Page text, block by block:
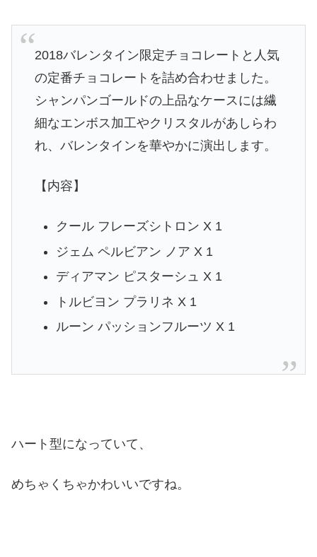
2018バレンタイン限定チョコレートと⼈気
の定番チョコレートを詰め合わせました。
シャンパンゴールドの上品なケースには繊
細なエンボス加⼯やクリスタルがあしらわ
れ、バレンタインを華やかに演出します。
【内容】
クール フレーズシトロン X 1
ジェム ペルビアン ノア X 1
ディアマン ピスターシュ X 1
トルビヨン プラリネ X 1
ルーン パッションフルーツ X 1
ハート型になっていて、
めちゃくちゃかわいいですね。